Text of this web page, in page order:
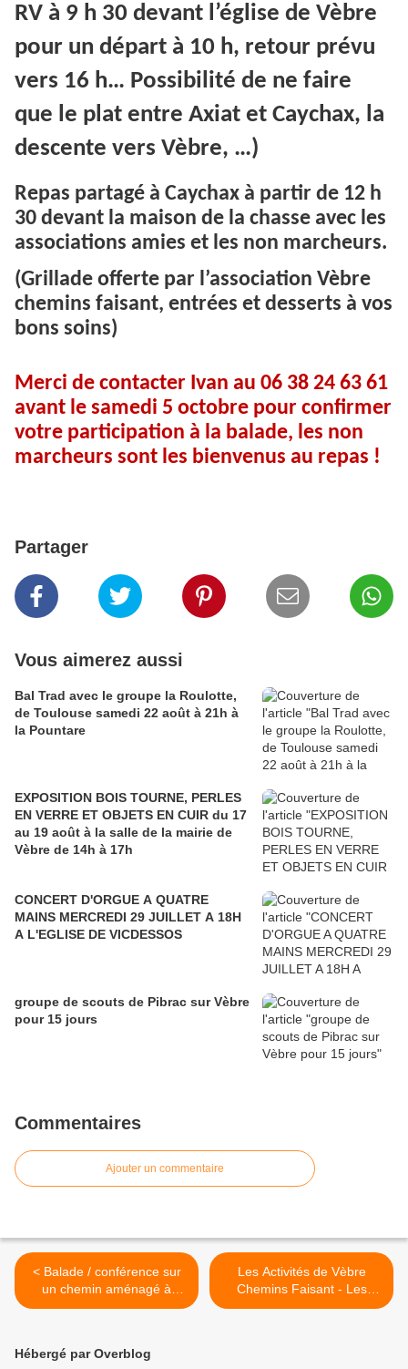
RV à 9 h 30 devant l’église de Vèbre
pour un départ à 10 h, retour prévu
vers 16 h… Possibilité de ne faire
que le plat entre Axiat et Caychax, la
descente vers Vèbre, …)
Repas partagé à Caychax à partir de 12 h
30 devant la maison de la chasse avec les
associations amies et les non marcheurs.
(Grillade offerte par l’association Vèbre
chemins faisant, entrées et desserts à vos
bons soins)
Merci de contacter Ivan au 06 38 24 63 61
avant le samedi 5 octobre pour confirmer
votre participation à la balade, les non
marcheurs sont les bienvenus au repas !
Partager
Vous aimerez aussi
Bal Trad avec le groupe la Roulotte,
de Toulouse samedi 22 août à 21h à
la Pountare
EXPOSITION BOIS TOURNE, PERLES
EN VERRE ET OBJETS EN CUIR du 17
au 19 août à la salle de la mairie de
Vèbre de 14h à 17h
CONCERT D'ORGUE A QUATRE
MAINS MERCREDI 29 JUILLET A 18H
A L'EGLISE DE VICDESSOS
groupe de scouts de Pibrac sur Vèbre
pour 15 jours
Commentaires
Ajouter un commentaire
< Balade / conférence sur
un chemin aménagé à
Peyrefites du Razès
Les Activités de Vèbre
Chemins Faisant - Les
randonnées >
Hébergé par Overblog